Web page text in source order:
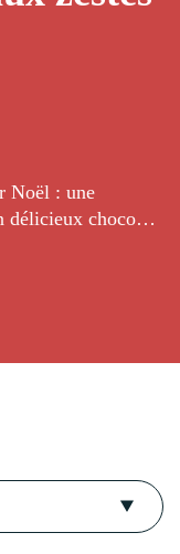
Noël : une
délicieux chocolat